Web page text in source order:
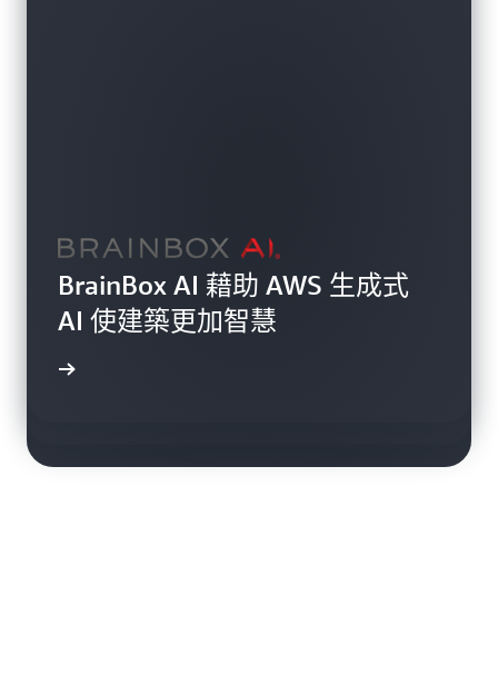
BrainBox AI 藉助 AWS 生成式
AI 使建築更加智慧
Bosch 行動平台和解決方案事業
部與 AWS 合作推動全球物流的
創新與效率
Holcim 藉助 AWS 和 HERE 將時
間敏感型材料安全交付速度加快
7 分鐘